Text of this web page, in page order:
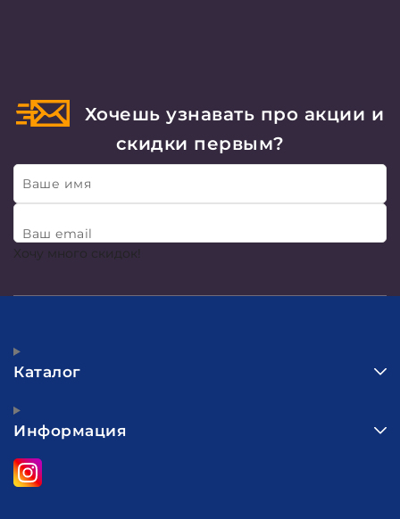
Хочешь узнавать про акции и
скидки первым?
Ваше имя
Ваш email
Хочу много скидок!
Каталог
Информация